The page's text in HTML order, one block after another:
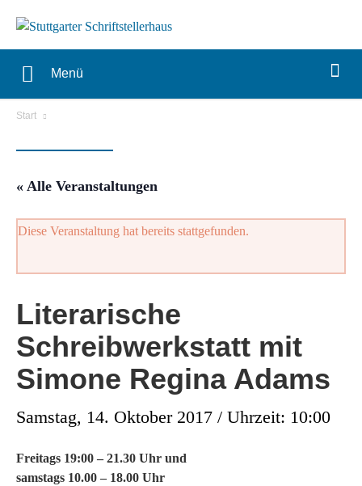
Menü
Start
« Alle Veranstaltungen
Diese Veranstaltung hat bereits stattgefunden.
Literarische
Schreibwerkstatt mit
Simone Regina Adams
Samstag, 14. Oktober 2017 / Uhrzeit: 10:00
Freitags 19:00 – 21.30 Uhr und
samstags 10.00 – 18.00 Uhr